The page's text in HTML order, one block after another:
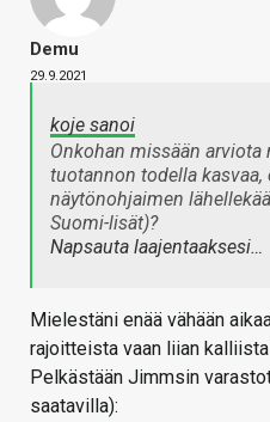
Demu
29.9.2021
koje sanoi
Onkohan missään
tuotannon todella kasvaa,
näytönohjaimen
Suomi-lisät)?
Napsauta laajentaaksesi…
Mielestäni enää vähään
rajoitteista vaan liian
Pelkästään Jimmsin
saatavilla):